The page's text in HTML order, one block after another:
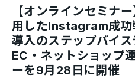
【オンラインセミナ
用したInstagram成功
導入のステップバイス
EC・ネットショップ
ーを9月28日に開催